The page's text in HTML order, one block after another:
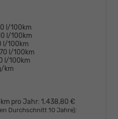
l/100km
l/100km
l/100km
l/100km
l/100km
km
pro Jahr: 1.438,80 €
Durchschnitt 10 Jahre):